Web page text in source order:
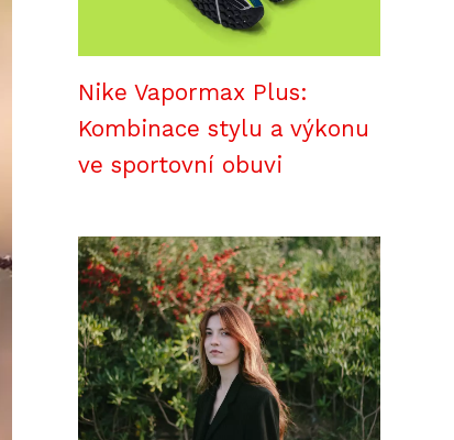
Nike Vapormax Plus:
Kombinace stylu a výkonu
ve sportovní obuvi